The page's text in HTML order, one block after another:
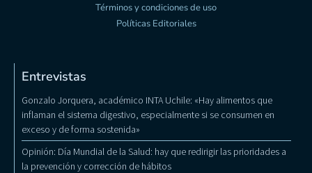
Términos y condiciones de uso
Políticas Editoriales
Entrevistas
Gonzalo Jorquera, académico INTA Uchile: «Hay alimentos que
inflaman el sistema digestivo, especialmente si se consumen en
exceso y de forma sostenida»
Opinión: Día Mundial de la Salud: hay que redirigir las prioridades a
la prevención y corrección de hábitos